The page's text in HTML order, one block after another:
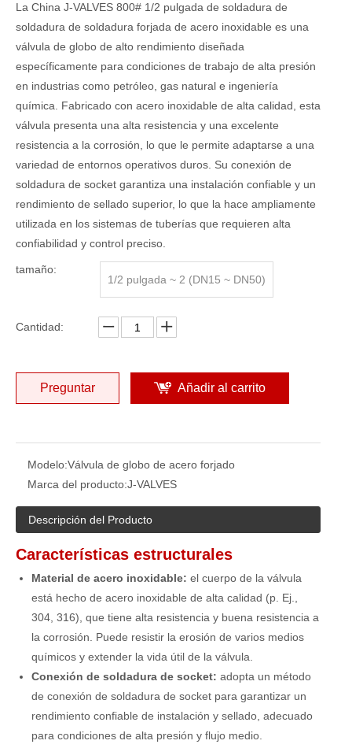
La China J-VALVES 800# 1/2 pulgada de soldadura de
soldadura de soldadura forjada de acero inoxidable es una
válvula de globo de alto rendimiento diseñada
específicamente para condiciones de trabajo de alta presión
en industrias como petróleo, gas natural e ingeniería
química. Fabricado con acero inoxidable de alta calidad, esta
válvula presenta una alta resistencia y una excelente
resistencia a la corrosión, lo que le permite adaptarse a una
variedad de entornos operativos duros. Su conexión de
soldadura de socket garantiza una instalación confiable y un
rendimiento de sellado superior, lo que la hace ampliamente
utilizada en los sistemas de tuberías que requieren alta
confiabilidad y control preciso.
tamaño:
1/2 pulgada ~ 2 (DN15 ~ DN50)
Cantidad:
Preguntar Añadir al carrito
Modelo:Válvula de globo de acero forjado
Marca del producto:J-VALVES
Descripción del Producto
Características estructurales
Material de acero inoxidable: el cuerpo de la válvula
está hecho de acero inoxidable de alta calidad (p. Ej.,
304, 316), que tiene alta resistencia y buena resistencia a
la corrosión. Puede resistir la erosión de varios medios
químicos y extender la vida útil de la válvula.
Conexión de soldadura de socket: adopta un método
de conexión de soldadura de socket para garantizar un
rendimiento confiable de instalación y sellado, adecuado
para condiciones de alta presión y flujo medio.